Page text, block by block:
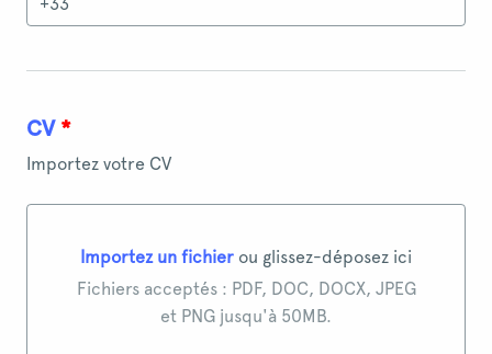
CV *
Importez votre CV
Importez un fichier ou glissez-déposez ici
Importez un fichier ou glissez-déposez ici
Fichiers acceptés : PDF, DOC, DOCX, JPEG
et PNG jusqu'à 50MB.